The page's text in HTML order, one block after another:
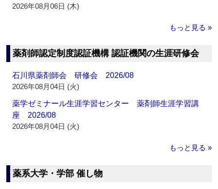
2026年08月06日 (木)
もっと見る »
薬剤師認定制度認証機構 認証機関の生涯研修会
石川県薬剤師会 研修会 2026/08
2026年08月04日 (火)
薬学ゼミナール生涯学習センター 薬剤師生涯学習講
座 2026/08
2026年08月04日 (火)
もっと見る »
薬系大学・学部 催し物